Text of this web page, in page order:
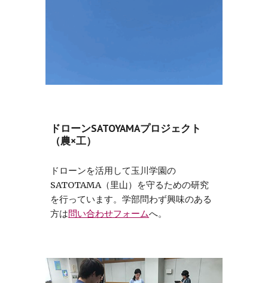
ドローンSATOYAMAプロジェクト
（農×工）
ドローンを活用して玉川学園の
SATOTAMA（里山）を守るための研究
を行っています。学部問わず興味のある
方は問い合わせフォームへ。